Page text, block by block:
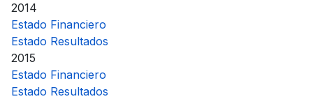
2014
Estado Financiero
Estado Resultados
2015
Estado Financiero
Estado Resultados